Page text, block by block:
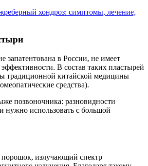
хондроз: симптомы, лечение,
запатентована в России, не имеет
эффективности. В состав таких пластырей
традиционной китайской медицины
средства).
нужно использовать с большой
порошок, излучающий спектр